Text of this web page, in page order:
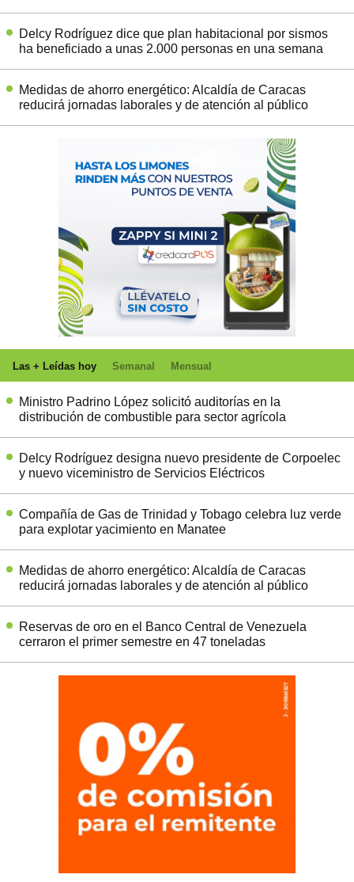
Delcy Rodríguez dice que plan habitacional por sismos
ha beneficiado a unas 2.000 personas en una semana
Medidas de ahorro energético: Alcaldía de Caracas
reducirá jornadas laborales y de atención al público
Las + Leídas hoy Semanal Mensual
Ministro Padrino López solicitó auditorías en la
distribución de combustible para sector agrícola
Delcy Rodríguez designa nuevo presidente de Corpoelec
y nuevo viceministro de Servicios Eléctricos
Compañía de Gas de Trinidad y Tobago celebra luz verde
para explotar yacimiento en Manatee
Medidas de ahorro energético: Alcaldía de Caracas
reducirá jornadas laborales y de atención al público
Reservas de oro en el Banco Central de Venezuela
cerraron el primer semestre en 47 toneladas